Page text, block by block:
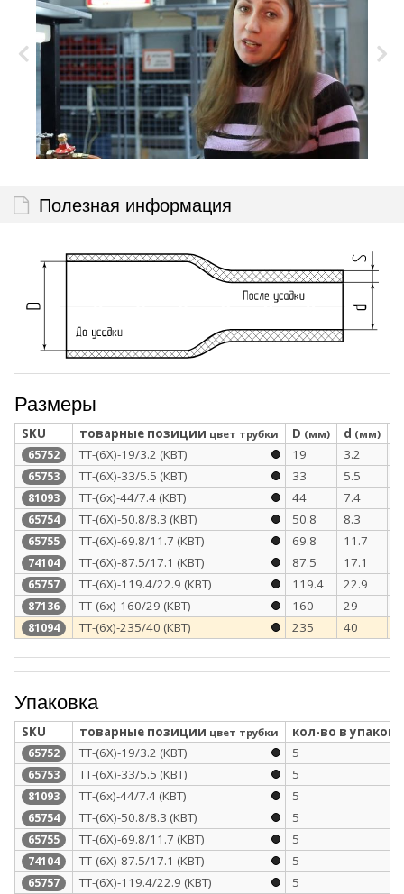
Полезная информация
Размеры
SKU товарные позиции цвет трубки D (мм) d (мм)
65752 ТТ-(6Х)-19/3.2 (КВТ) 19 3.2
65753 ТТ-(6Х)-33/5.5 (КВТ) 33 5.5
81093 ТТ-(6х)-44/7.4 (КВТ) 44 7.4
65754 ТТ-(6Х)-50.8/8.3 (КВТ) 50.8 8.3
65755 ТТ-(6Х)-69.8/11.7 (КВТ) 69.8 11.7
74104 ТТ-(6Х)-87.5/17.1 (КВТ) 87.5 17.1
65757 ТТ-(6Х)-119.4/22.9 (КВТ) 119.4 22.9
87136 ТТ-(6х)-160/29 (КВТ) 160 29
81094 ТТ-(6х)-235/40 (КВТ) 235 40
Упаковка
SKU товарные позиции цвет трубки кол-во в
65752 ТТ-(6Х)-19/3.2 (КВТ) 5
65753 ТТ-(6Х)-33/5.5 (КВТ) 5
81093 ТТ-(6х)-44/7.4 (КВТ) 5
65754 ТТ-(6Х)-50.8/8.3 (КВТ) 5
65755 ТТ-(6Х)-69.8/11.7 (КВТ) 5
74104 ТТ-(6Х)-87.5/17.1 (КВТ) 5
65757 ТТ-(6Х)-119.4/22.9 (КВТ) 5